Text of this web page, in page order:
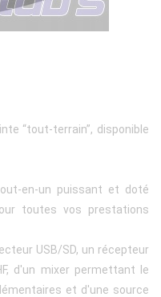
“tout-terrain”, disponible
en-un puissant et doté
toutes vos prestations
USB/SD, un récepteur
d'un mixer permettant le
et d'une source